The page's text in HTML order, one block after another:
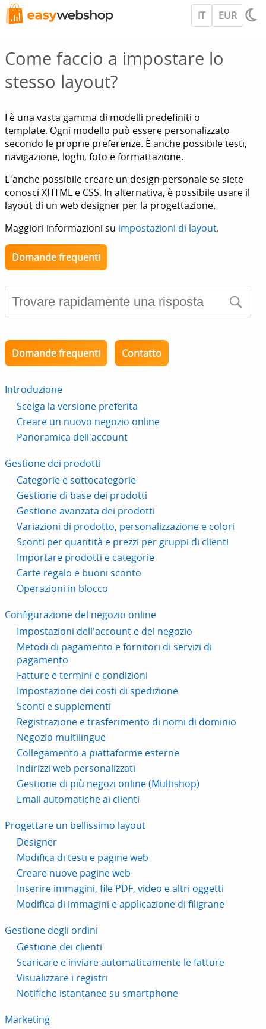
IT EUR
Come faccio a impostare lo
stesso layout?
I è una vasta gamma di modelli predefiniti o
template. Ogni modello può essere personalizzato
secondo le proprie preferenze. È anche possibile testi,
navigazione, loghi, foto e formattazione.
E'anche possibile creare un design personale se siete
conosci XHTML e CSS. In alternativa, è possibile usare il
layout di un web designer per la progettazione.
Maggiori informazioni su impostazioni di layout.
Domande frequenti
Domande frequenti Contatto
Introduzione
Scelga la versione preferita
Creare un nuovo negozio online
Panoramica dell'account
Gestione dei prodotti
Categorie e sottocategorie
Gestione di base dei prodotti
Gestione avanzata dei prodotti
Variazioni di prodotto, personalizzazione e colori
Sconti per quantità e prezzi per gruppi di clienti
Importare prodotti e categorie
Carte regalo e buoni sconto
Operazioni in blocco
Configurazione del negozio online
Impostazioni dell'account e del negozio
Metodi di pagamento e fornitori di servizi di
pagamento
Fatture e termini e condizioni
Impostazione dei costi di spedizione
Sconti e supplementi
Registrazione e trasferimento di nomi di dominio
Negozio multilingue
Collegamento a piattaforme esterne
Indirizzi web personalizzati
Gestione di più negozi online (Multishop)
Email automatiche ai clienti
Progettare un bellissimo layout
Designer
Modifica di testi e pagine web
Creare nuove pagine web
Inserire immagini, file PDF, video e altri oggetti
Modifica di immagini e applicazione di filigrane
Gestione degli ordini
Gestione dei clienti
Scaricare e inviare automaticamente le fatture
Visualizzare i registri
Notifiche istantanee su smartphone
Marketing